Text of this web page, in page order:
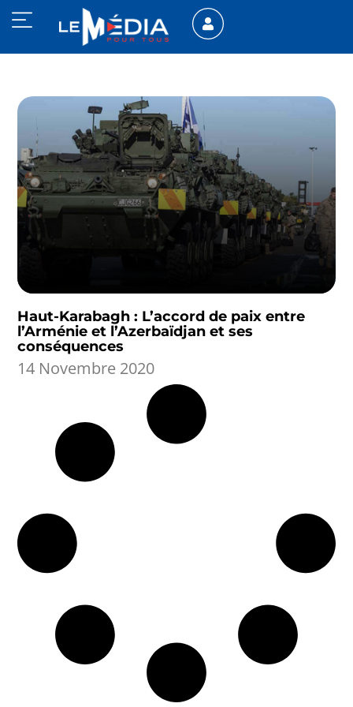
Haut-Karabagh : L’accord de paix entre
l’Arménie et l’Azerbaïdjan et ses
conséquences
14 Novembre 2020